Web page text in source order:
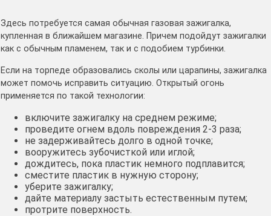
Здесь потребуется самая обычная газовая зажигалка,
купленная в ближайшем магазине. Причем подойдут зажигалки
как с обычным пламенем, так и с подобием турбинки.
Если на торпеде образовались сколы или царапины, зажигалка
может помочь исправить ситуацию. Открытый огонь
применяется по такой технологии:
включите зажигалку на среднем режиме;
проведите огнем вдоль повреждения 2-3 раза;
не задерживайтесь долго в одной точке;
вооружитесь зубочисткой или иглой;
дождитесь, пока пластик немного подплавится;
сместите пластик в нужную сторону;
уберите зажигалку;
дайте материалу застыть естественным путем;
протрите поверхность.